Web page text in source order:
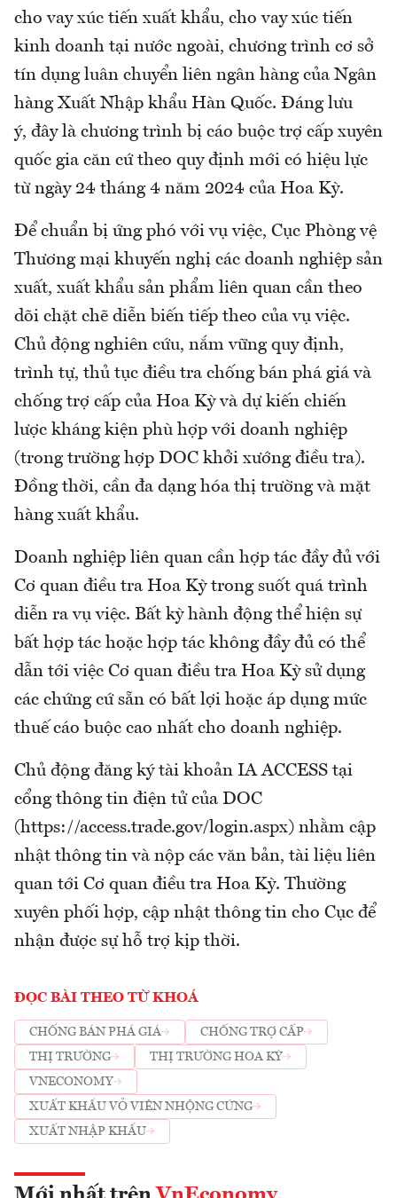
cho vay xúc tiến xuất khẩu, cho vay xúc tiến
kinh doanh tại nước ngoài, chương trình cơ sở
tín dụng luân chuyển liên ngân hàng của Ngân
hàng Xuất Nhập khẩu Hàn Quốc. Đáng lưu
ý, đây là chương trình bị cáo buộc trợ cấp xuyên
quốc gia căn cứ theo quy định mới có hiệu lực
từ ngày 24 tháng 4 năm 2024 của Hoa Kỳ.
Để chuẩn bị ứng phó với vụ việc, Cục Phòng vệ
Thương mại khuyến nghị các doanh nghiệp sản
xuất, xuất khẩu sản phẩm liên quan cần theo
dõi chặt chẽ diễn biến tiếp theo của vụ việc.
Chủ động nghiên cứu, nắm vững quy định,
trình tự, thủ tục điều tra chống bán phá giá và
chống trợ cấp của Hoa Kỳ và dự kiến chiến
lược kháng kiện phù hợp với doanh nghiệp
(trong trường hợp DOC khởi xướng điều tra).
Đồng thời, cần đa dạng hóa thị trường và mặt
hàng xuất khẩu.
Doanh nghiệp liên quan cần hợp tác đầy đủ với
Cơ quan điều tra Hoa Kỳ trong suốt quá trình
diễn ra vụ việc. Bất kỳ hành động thể hiện sự
bất hợp tác hoặc hợp tác không đầy đủ có thể
dẫn tới việc Cơ quan điều tra Hoa Kỳ sử dụng
các chứng cứ sẵn có bất lợi hoặc áp dụng mức
thuế cáo buộc cao nhất cho doanh nghiệp.
Chủ động đăng ký tài khoản IA ACCESS tại
cổng thông tin điện tử của DOC
(https://access.trade.gov/login.aspx) nhằm cập
nhật thông tin và nộp các văn bản, tài liệu liên
quan tới Cơ quan điều tra Hoa Kỳ. Thường
xuyên phối hợp, cập nhật thông tin cho Cục để
nhận được sự hỗ trợ kịp thời.
ĐỌC BÀI THEO TỪ KHOÁ
CHỐNG BÁN PHÁ GIÁ
CHỐNG TRỢ CẤP
THỊ TRƯỜNG
THỊ TRƯỜNG HOA KỲ
VNECONOMY
XUẤT KHẨU VỎ VIÊN NHỘNG CỨNG
XUẤT NHẬP KHẨU